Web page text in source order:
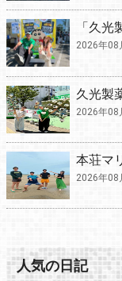
「久光
2026年08
久光製
2026年08
本荘マ
2026年08
人気の日記